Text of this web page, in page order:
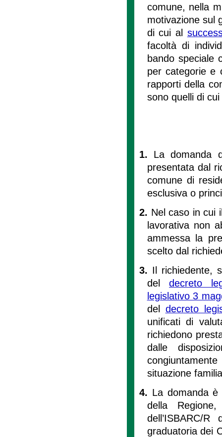
comune, nella
motivazione sul
di cui al
facoltà di
bando speciale
per categorie e
rapporti della
sono quelli di
1. La domanda
presentata dal
comune di
esclusiva o
2. Nel caso in cui
lavorativa non
ammessa la
scelto dal
3. Il richiedente,
deldecreto
legislativo 3
del decreto
unificati di
richiedono
dalle
situazione
4. La domanda
della
dell’ISBARC/R
graduatoria dei